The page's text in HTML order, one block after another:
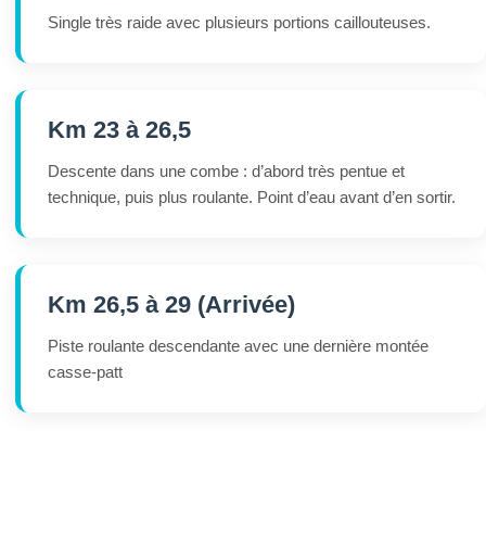
Single très raide avec plusieurs portions caillouteuses.
Km 23 à 26,5
Descente dans une combe : d’abord très pentue et
technique, puis plus roulante. Point d’eau avant d’en sortir.
Km 26,5 à 29 (Arrivée)
Piste roulante descendante avec une dernière montée
casse-patt